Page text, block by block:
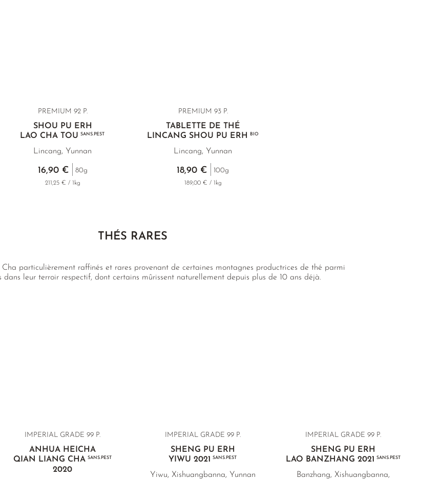
PREMIUM 92 P.
SHOU PU ERH
LAO CHA TOUSANS.PEST
Lincang, Yunnan
16,90 € 80g
211,25 € / 1kg
PREMIUM 93 P.
TABLETTE DE THÉ
LINCANG SHOU PU ERH
BIO
Lincang, Yunnan
18,90 € 100g
189,00 € / 1kg
THÉS RARES
particulièrement raffinés et rares provenant de certaines montagnes productrices de thé parmi
dans leur terroir respectif, dont certains mûrissent naturellement depuis plus de 10 ans déjà.
IMPERIAL GRADE 99 P.
ANHUA HEICHA
QIAN LIANG CHASANS.PEST
2020
IMPERIAL GRADE 99 P.
SHENG PU ERH
YIWU 2021SANS.PEST
Yiwu, Xishuangbanna, Yunnan
IMPERIAL GRADE 99 P.
SHENG PU ERH
LAO BANZHANG 2021SANS.PEST
Banzhang, Xishuangbanna,